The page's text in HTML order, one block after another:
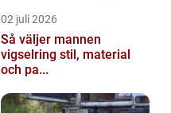
02 juli 2026
Så väljer mannen
vigselring stil, material
och pa...